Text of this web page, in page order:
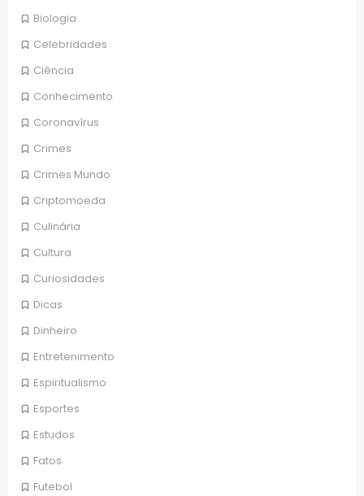
Biologia
Celebridades
Ciência
Conhecimento
Coronavírus
Crimes
Crimes Mundo
Criptomoeda
Culinária
Cultura
Curiosidades
Dicas
Dinheiro
Entretenimento
Espiritualismo
Esportes
Estudos
Fatos
Futebol